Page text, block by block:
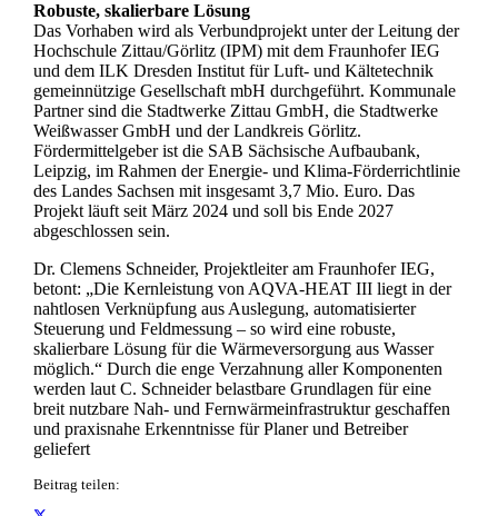
Robuste, skalierbare Lösung
Das Vorhaben wird als Verbundprojekt unter der Leitung der
Hochschule Zittau/Görlitz (IPM) mit dem Fraunhofer IEG
und dem ILK Dresden Institut für Luft- und Kältetechnik
gemeinnützige Gesellschaft mbH durchgeführt. Kommunale
Partner sind die Stadtwerke Zittau GmbH, die Stadtwerke
Weißwasser GmbH und der Landkreis Görlitz.
Fördermittelgeber ist die SAB Sächsische Aufbaubank,
Leipzig, im Rahmen der Energie- und Klima-Förderrichtlinie
des Landes Sachsen mit insgesamt 3,7 Mio. Euro. Das
Projekt läuft seit März 2024 und soll bis Ende 2027
abgeschlossen sein.
Dr. Clemens Schneider, Projektleiter am Fraunhofer IEG,
betont: „Die Kernleistung von AQVA-HEAT III liegt in der
nahtlosen Verknüpfung aus Auslegung, automatisierter
Steuerung und Feldmessung – so wird eine robuste,
skalierbare Lösung für die Wärmeversorgung aus Wasser
möglich.“ Durch die enge Verzahnung aller Komponenten
werden laut C. Schneider belastbare Grundlagen für eine
breit nutzbare Nah- und Fernwärmeinfrastruktur geschaffen
und praxisnahe Erkenntnisse für Planer und Betreiber
geliefert
Beitrag teilen: